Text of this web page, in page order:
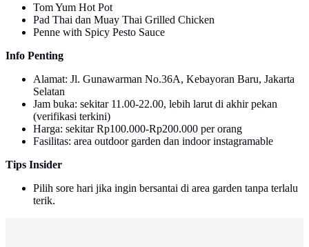
Tom Yum Hot Pot
Pad Thai dan Muay Thai Grilled Chicken
Penne with Spicy Pesto Sauce
Info Penting
Alamat: Jl. Gunawarman No.36A, Kebayoran Baru, Jakarta
Selatan
Jam buka: sekitar 11.00-22.00, lebih larut di akhir pekan
(verifikasi terkini)
Harga: sekitar Rp100.000-Rp200.000 per orang
Fasilitas: area outdoor garden dan indoor instagramable
Tips Insider
Pilih sore hari jika ingin bersantai di area garden tanpa terlalu
terik.